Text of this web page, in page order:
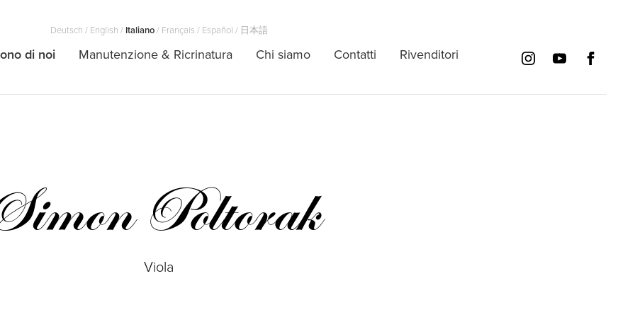
di noi Manutenzione & Ricrinatura Chi siamo Contatti Rivenditori
Deutsch / English / Italiano/ Français / Español / 日本語
Poltorak
Viola